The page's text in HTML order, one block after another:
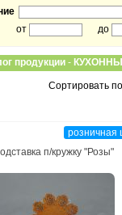
от до
продукции -
Сортировать
розничная
п/кружку "Розы"